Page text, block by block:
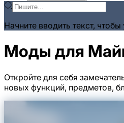
Начните вводить текст,
Моды для
Откройте для себя
новых функций, предметов,